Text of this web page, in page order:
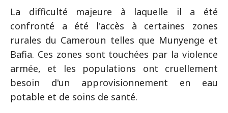
La difficulté majeure à laquelle il a été
confronté a été l'accès à certaines zones
rurales du Cameroun telles que Munyenge et
Bafia. Ces zones sont touchées par la violence
armée, et les populations ont cruellement
besoin d'un approvisionnement en eau
potable et de soins de santé.